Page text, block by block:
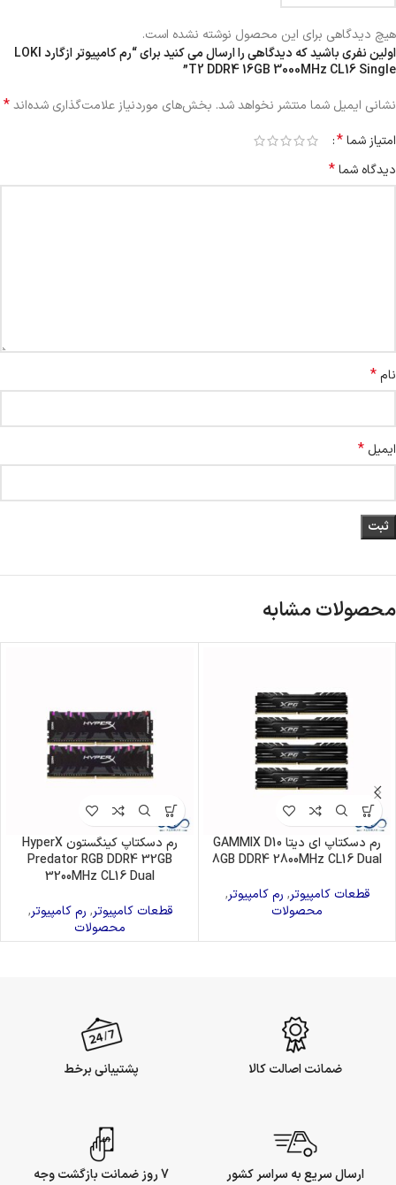
هیچ دیدگاهی برای این محصول نوشته نشده است.
اولین نفری باشید که دیدگاهی را ارسال می کنید برای “رم کامپیوتر ازگارد LOKI
T2 DDR4 16GB 3000MHz CL16 Single”
نشانی ایمیل شما منتشر نخواهد شد. بخش‌های موردنیاز علامت‌گذاری شده‌اند*
امتیاز شما*
دیدگاه شما*
نام*
ایمیل *
محصولات مشابه
رم دسکتاپ ای دیتا GAMMIX D10
8GB DDR4 2800MHz CL16 Dual
قطعات کامپیوتر, رم کامپیوتر,
محصولات
رم دسکتاپ کینگستون HyperX
Predator RGB DDR4 32GB
3200MHz CL16 Dual
قطعات کامپیوتر, رم کامپیوتر,
محصولات
ضمانت اصالت کالا پشتیبانی برخط
ارسال سریع به سراسر کشور 7 روز ضمانت بازگشت وجه